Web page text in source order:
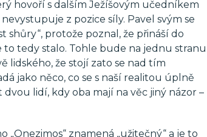
hovoří s dalším Ježíšovým učedníkem
z pozice síly. Pavel svým se
protože poznal, že přináší do
to tedy stalo. Tohle bude na jednu stranu
lidského, že stojí zato se nad tím
jako něco, co se s naší realitou úplně
lidí, kdy oba mají na věc jiný názor –
znamená „užitečný“ a je to